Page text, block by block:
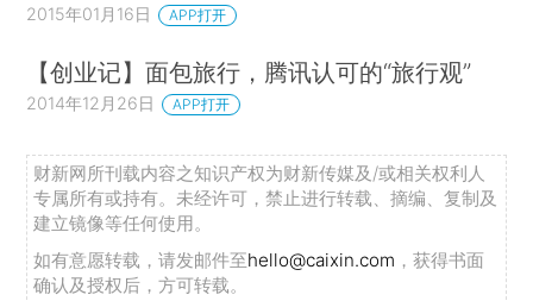
2015年01月16日 APP打开
【创业记】面包旅行，腾讯认可的“旅行观”
2014年12月26日 APP打开
财新网所刊载内容之知识产权为财新传媒及/或相关权利人
专属所有或持有。未经许可，禁止进行转载、摘编、复制及
建立镜像等任何使用。
如有意愿转载，请发邮件至hello@caixin.com ，获得书面
确认及授权后，方可转载。